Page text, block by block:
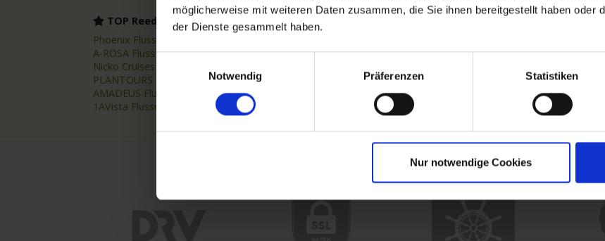
möglicherweise mit weiteren Daten zusammen, die Sie ihnen bereitgestellt haben oder
der Dienste gesammelt haben.
Einwilligungsauswahl
Notwendig
Präferenzen Statistiken
Nur notwendige Cookies
TOP Reedereien
Phoenix Flussreisen
A-ROSA Flussschiff GmbH
Nicko Cruises Flussreisen
PLANTOURS Kreuzfahrten
AMADEUS Flusskreuzfahrten
1AVista Flussreisen
TOP Reiseziele
Flusskreuzfahrt Frankreich
Asien Flusskreuzfahrten
Flusskreuzfahrten Amazonas
TOP Flussschiffe
MS Anesha
nickoVISION
MS Elegant Lady
MS VistaExplorer